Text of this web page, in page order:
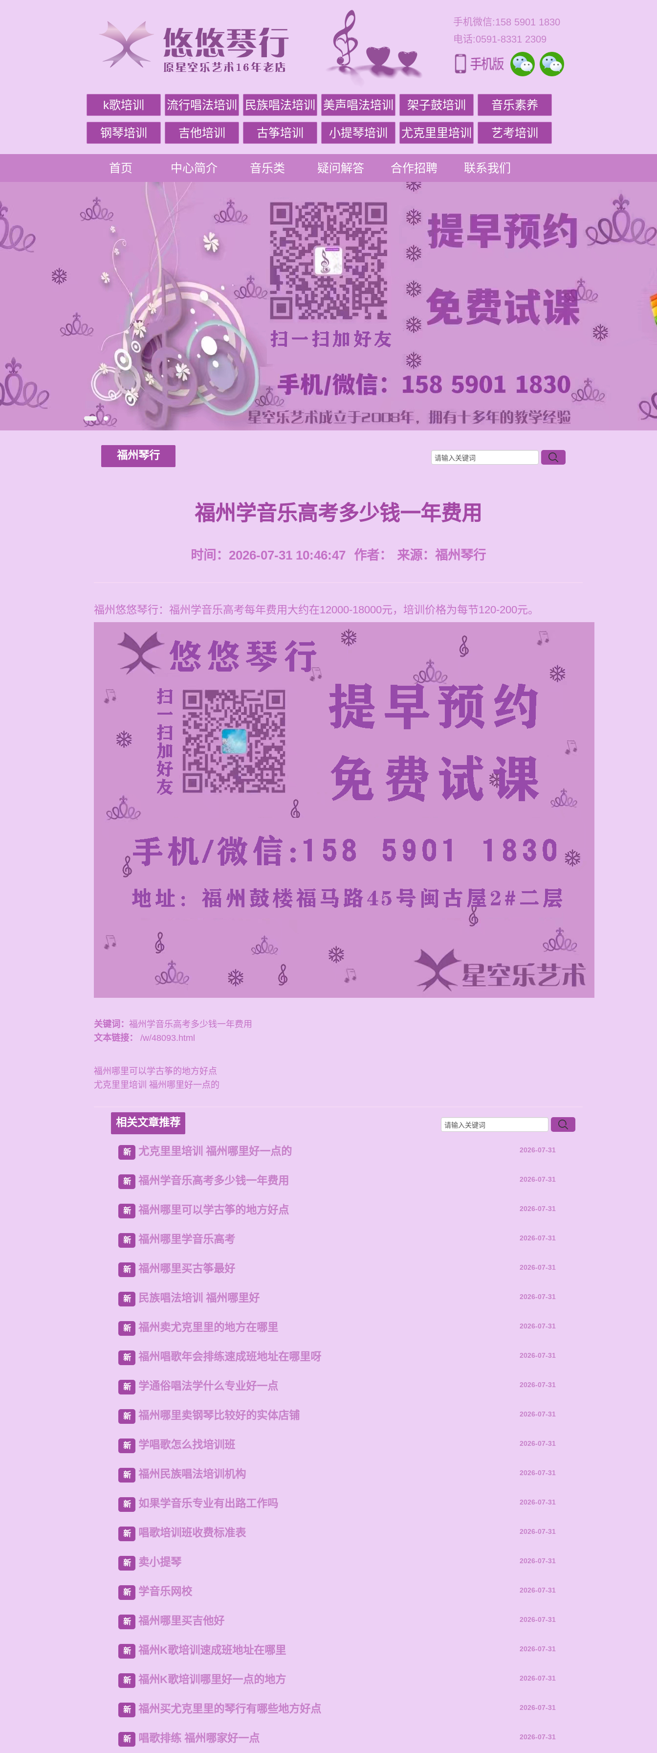
手机微信:158 5901 1830
电话:0591-8331 2309
k歌培训 流行唱法培训 民族唱法培训 美声唱法培训 架子鼓培训 音乐素养
钢琴培训 吉他培训 古筝培训 小提琴培训 尤克里里培训 艺考培训
首页 中心简介 音乐类 疑问解答 合作招聘 联系我们
福州琴行
福州学音乐高考多少钱一年费用
时间：2026-07-31 10:46:47 作者： 来源： 福州琴行
福州悠悠琴行：福州学音乐高考每年费用大约在12000-18000元，培训价格为每节120-200元。
关键词： 福州学音乐高考多少钱一年费用
文本链接：
/w/48093.html
福州哪里可以学古筝的地方好点
尤克里里培训 福州哪里好一点的
相关文章推荐
新 尤克里里培训 福州哪里好一点的 2026-07-31
新 福州学音乐高考多少钱一年费用 2026-07-31
新 福州哪里可以学古筝的地方好点 2026-07-31
新 福州哪里学音乐高考 2026-07-31
新 福州哪里买古筝最好 2026-07-31
新 民族唱法培训 福州哪里好 2026-07-31
新 福州卖尤克里里的地方在哪里 2026-07-31
新 福州唱歌年会排练速成班地址在哪里呀 2026-07-31
新 学通俗唱法学什么专业好一点 2026-07-31
新 福州哪里卖钢琴比较好的实体店铺 2026-07-31
新 学唱歌怎么找培训班 2026-07-31
新 福州民族唱法培训机构 2026-07-31
新 如果学音乐专业有出路工作吗 2026-07-31
新 唱歌培训班收费标准表 2026-07-31
新 卖小提琴 2026-07-31
新 学音乐网校 2026-07-31
新 福州哪里买吉他好 2026-07-31
新 福州K歌培训速成班地址在哪里 2026-07-31
新 福州K歌培训哪里好一点的地方 2026-07-31
新 福州买尤克里里的琴行有哪些地方好点 2026-07-31
新 唱歌排练 福州哪家好一点 2026-07-31